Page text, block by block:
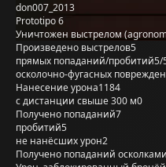
don007_2013
Prototipo 6
Уничтожен выстрелом
Произведено выстрелов5
прямых попаданий/пробитий5/
осколочно-фугасных
Нанесение урона1184
с дистанции свыше 300 м0
Получено попаданий7
пробитий5
не нанёсших урон2
Получено попаданий осколками